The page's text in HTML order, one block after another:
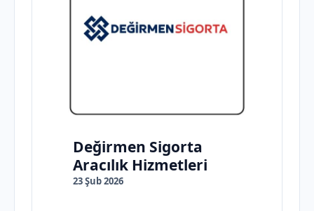
Değirmen Sigorta
Aracılık Hizmetleri
23 Şub 2026